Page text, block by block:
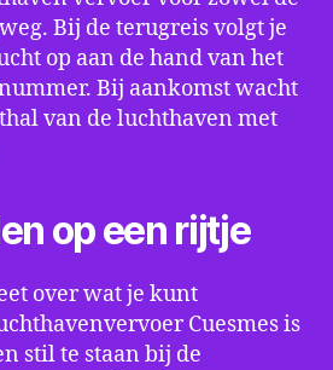
Bij de terugreis volgt je
op aan de hand van het
Bij aankomst wacht
van de luchthaven met
op een rijtje
over wat je kunt
Cuesmes is
stil te staan bij de